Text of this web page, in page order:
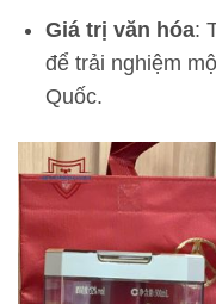
Giá trị văn hóa:
để trải nghiệm
Quốc.